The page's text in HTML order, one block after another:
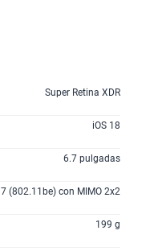
Super Retina XDR
iOS 18
6.7 pulgadas
7 (802.11be) con MIMO 2x2
199 g